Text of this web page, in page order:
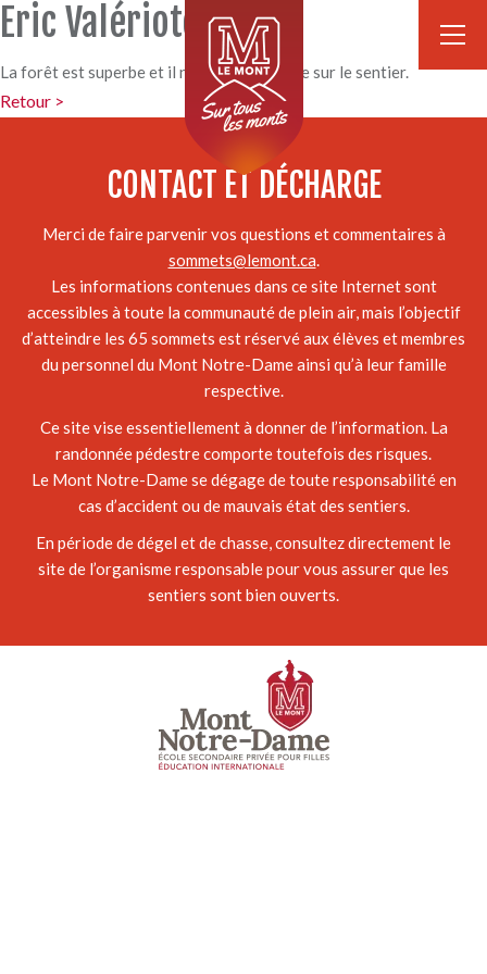
Eric Valériote
La forêt est superbe et il n’y avait personne sur le sentier.
Retour >
CONTACT ET DÉCHARGE
Merci de faire parvenir vos questions et commentaires à
sommets@lemont.ca.
Les informations contenues dans ce site Internet sont
accessibles à toute la communauté de plein air, mais l’objectif
d’atteindre les 65 sommets est réservé aux élèves et membres
du personnel du Mont Notre-Dame ainsi qu’à leur famille
respective.
Ce site vise essentiellement à donner de l’information. La
randonnée pédestre comporte toutefois des risques.
Le Mont Notre-Dame se dégage de toute responsabilité en
cas d’accident ou de mauvais état des sentiers.
En période de dégel et de chasse, consultez directement le
site de l’organisme responsable pour vous assurer que les
sentiers sont bien ouverts.